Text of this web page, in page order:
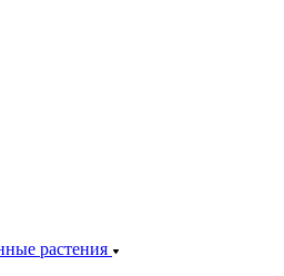
растения